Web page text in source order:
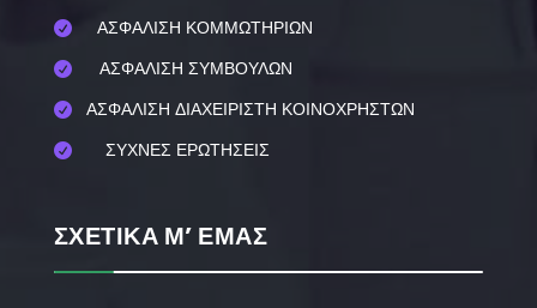
 ΑΣΦΑΛΙΣΗ ΚΟΜΜΩΤΗΡΙΩΝ
 ΑΣΦΑΛΙΣΗ ΣΥΜΒΟΥΛΩΝ
 ΑΣΦΑΛΙΣΗ ΔΙΑΧΕΙΡΙΣΤΗ ΚΟΙΝΟΧΡΗΣΤΩΝ
 ΣΥΧΝΕΣ ΕΡΩΤΗΣΕΙΣ
ΣΧΕΤΙΚΑ Μ’ ΕΜΑΣ